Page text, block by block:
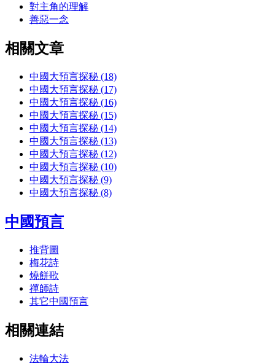
對主角的理解
善惡一念
相關文章
中國大預言探秘 (18)
中國大預言探秘 (17)
中國大預言探秘 (16)
中國大預言探秘 (15)
中國大預言探秘 (14)
中國大預言探秘 (13)
中國大預言探秘 (12)
中國大預言探秘 (10)
中國大預言探秘 (9)
中國大預言探秘 (8)
中國預言
推背圖
梅花詩
燒餅歌
禪師詩
其它中國預言
相關連結
法輪大法